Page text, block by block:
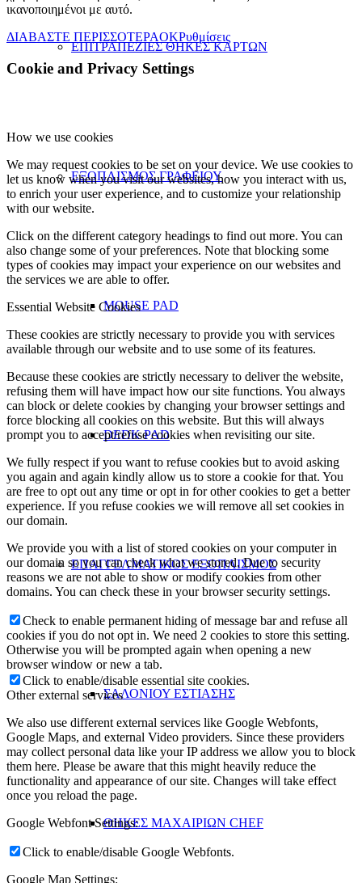
ΕΠΙΤΡΑΠΕΖΙΕΣ ΘΗΚΕΣ ΚΑΡΤΩΝ
ΕΞΟΠΛΙΣΜΟΣ ΓΡΑΦΕΙΟΥ
MOUSE PAD
DEDK PAD
ΕΠΑΓΓΕΛΜΑΤΙΚΟΣ ΕΞΟΠΛΙΣΜΟΣ
ΣΑΛΟΝΙΟΥ ΕΣΤΙΑΣΗΣ
ΘΗΚΕΣ ΜΑΧΑΙΡΙΩΝ CHEF
ικανοποιημένοι με αυτό.
ΔΙΑΒΑΣΤΕ ΠΕΡΙΣΣΟΤΕΡΑOKΡυθμίσεις
Cookie and Privacy Settings
How we use cookies
We may request cookies to be set on your device. We use cookies to
let us know when you visit our websites, how you interact with us,
to enrich your user experience, and to customize your relationship
with our website.
Click on the different category headings to find out more. You can
also change some of your preferences. Note that blocking some
types of cookies may impact your experience on our websites and
the services we are able to offer.
Essential Website Cookies
These cookies are strictly necessary to provide you with services
available through our website and to use some of its features.
Because these cookies are strictly necessary to deliver the website,
refusing them will have impact how our site functions. You always
can block or delete cookies by changing your browser settings and
force blocking all cookies on this website. But this will always
prompt you to accept/refuse cookies when revisiting our site.
We fully respect if you want to refuse cookies but to avoid asking
you again and again kindly allow us to store a cookie for that. You
are free to opt out any time or opt in for other cookies to get a better
experience. If you refuse cookies we will remove all set cookies in
our domain.
We provide you with a list of stored cookies on your computer in
our domain so you can check what we stored. Due to security
reasons we are not able to show or modify cookies from other
domains. You can check these in your browser security settings.
Check to enable permanent hiding of message bar and refuse all
cookies if you do not opt in. We need 2 cookies to store this setting.
Otherwise you will be prompted again when opening a new
browser window or new a tab.
Click to enable/disable essential site cookies.
Other external services
We also use different external services like Google Webfonts,
Google Maps, and external Video providers. Since these providers
may collect personal data like your IP address we allow you to block
them here. Please be aware that this might heavily reduce the
functionality and appearance of our site. Changes will take effect
once you reload the page.
Google Webfont Settings:
Click to enable/disable Google Webfonts.
Google Map Settings: